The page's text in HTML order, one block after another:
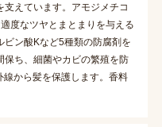
えています。アモジメチコ
度なツヤとまとまりを与える
ン酸Kなど5種類の防腐剤を
保ち、細菌やカビの繁殖を防
から髪を保護します。香料